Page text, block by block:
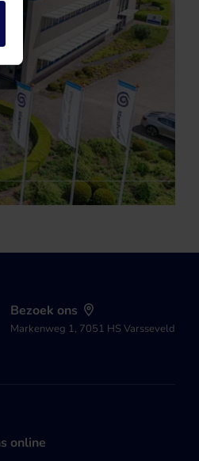
Bezoek ons
Markenweg 1, 7051 HS Varsseveld
online